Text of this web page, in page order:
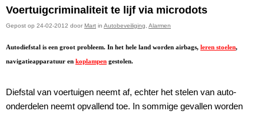
Voertuigcriminaliteit te lijf via microdots
Gepost op 24-02-2012 door Mart in Autobeveiliging Alarmen
Autodiefstal is een groot probleem. In het hele land worden airbags, leren stoelen,
navigatieapparatuur en koplampen gestolen.
Diefstal van voertuigen neemt af, echter het stelen van auto-
onderdelen neemt opvallend toe. In sommige gevallen worden